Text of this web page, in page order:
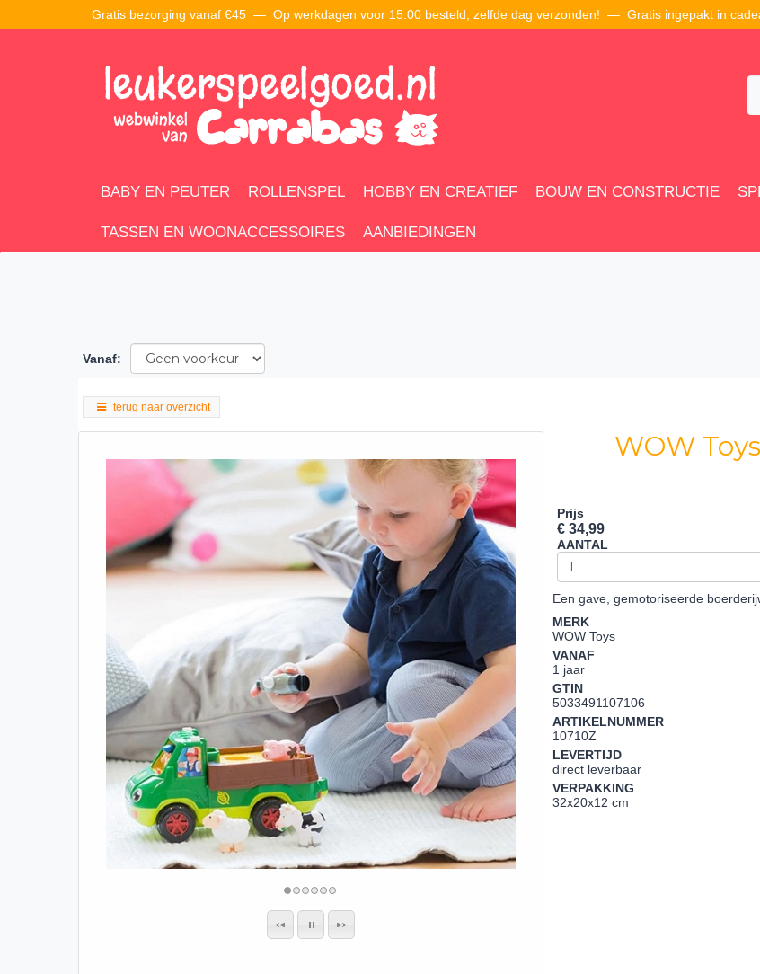
Gratis bezorging vanaf €45 — Op werkdagen voor 15:00 besteld, zelfde dag verzonden! — Gratis ingepakt in
BABY EN PEUTER ROLLENSPEL HOBBY EN CREATIEF BOUW EN CONSTRUCTIE
TASSEN EN WOONACCESSOIRES AANBIEDINGEN
Vanaf:
terug naar overzicht
WOW
Prijs
€ 34,99
AANTAL
Een gave, gemotoriseerde
MERK
WOW Toys
VANAF
1 jaar
GTIN
5033491107106
ARTIKELNUMMER
10710Z
LEVERTIJD
direct leverbaar
VERPAKKING
32x20x12 cm